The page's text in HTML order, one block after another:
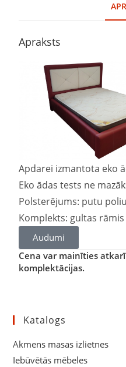
Apraksts
Apdarei izmantota eko
Eko ādas tests ne
Polsterējums: putu
Komplekts: gultas
Audumi
Cena var mainīties
komplektācijas.
Katalogs
Akmens masas izlietnes
Iebūvētās mēbeles